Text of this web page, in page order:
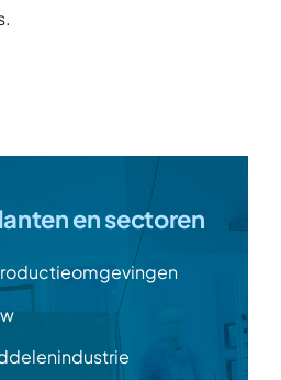
en sectoren